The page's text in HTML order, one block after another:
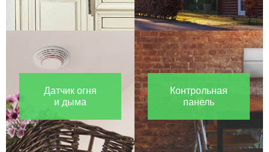
Датчик огня
и дыма
Контрольная
панель